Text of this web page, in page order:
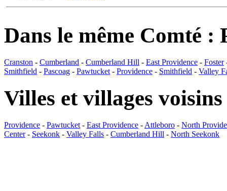
Dans le même Comté :
Cranston - Cumberland - Cumberland Hill - East Providence - Foster
Smithfield - Pascoag - Pawtucket - Providence - Smithfield - Valley
Villes et villages voisins
Providence - Pawtucket - East Providence - Attleboro - North
Center- Seekonk - Valley Falls - Cumberland Hill - North Seekonk